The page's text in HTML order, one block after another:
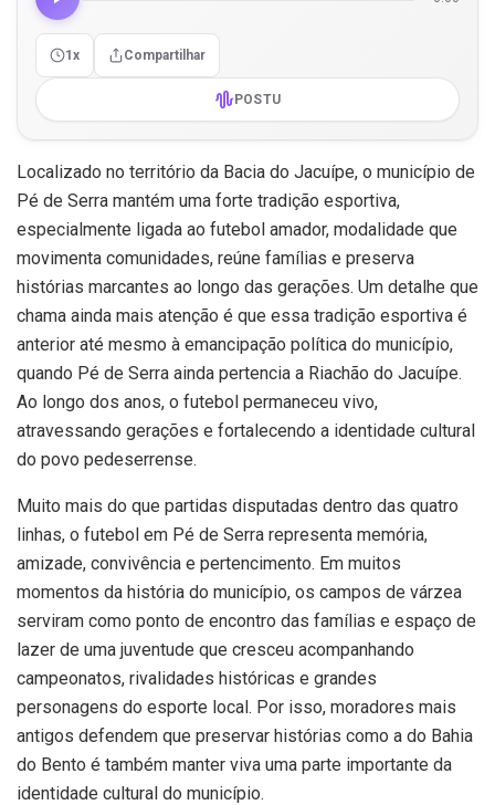
1x Compartilhar
POSTU
Localizado no território da Bacia do Jacuípe, o município de
Pé de Serra mantém uma forte tradição esportiva,
especialmente ligada ao futebol amador, modalidade que
movimenta comunidades, reúne famílias e preserva
histórias marcantes ao longo das gerações. Um detalhe que
chama ainda mais atenção é que essa tradição esportiva é
anterior até mesmo à emancipação política do município,
quando Pé de Serra ainda pertencia a Riachão do Jacuípe.
Ao longo dos anos, o futebol permaneceu vivo,
atravessando gerações e fortalecendo a identidade cultural
do povo pedeserrense.
Muito mais do que partidas disputadas dentro das quatro
linhas, o futebol em Pé de Serra representa memória,
amizade, convivência e pertencimento. Em muitos
momentos da história do município, os campos de várzea
serviram como ponto de encontro das famílias e espaço de
lazer de uma juventude que cresceu acompanhando
campeonatos, rivalidades históricas e grandes
personagens do esporte local. Por isso, moradores mais
antigos defendem que preservar histórias como a do Bahia
do Bento é também manter viva uma parte importante da
identidade cultural do município.